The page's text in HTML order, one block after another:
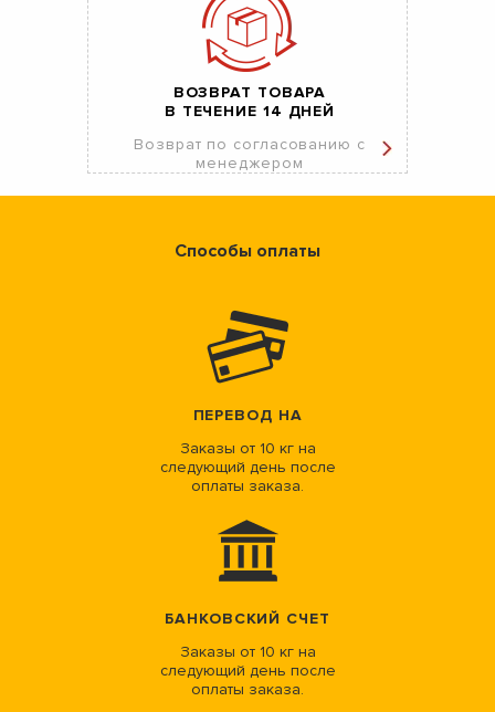
ВОЗВРАТ ТОВАРА
В ТЕЧЕНИЕ 14 ДНЕЙ
Возврат по согласованию с
менеджером
Способы оплаты
ПЕРЕВОД НА
Заказы от 10 кг на
следующий день после
оплаты заказа.
БАНКОВСКИЙ СЧЕТ
Заказы от 10 кг на
следующий день после
оплаты заказа.